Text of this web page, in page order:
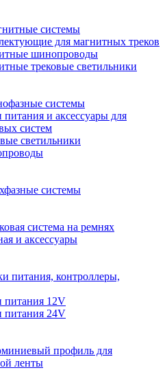
системы
для магнитных треков
шинопроводы
трековые светильники
системы
питания и аксессуары для
систем
светильники
системы
система на ремнях
и аксессуары
питания, контроллеры,
питания 12V
питания 24V
профиль для
ленты